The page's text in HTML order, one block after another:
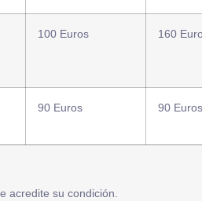
100 Euros 160
90 Euros 90 Euros
acredite su condición.